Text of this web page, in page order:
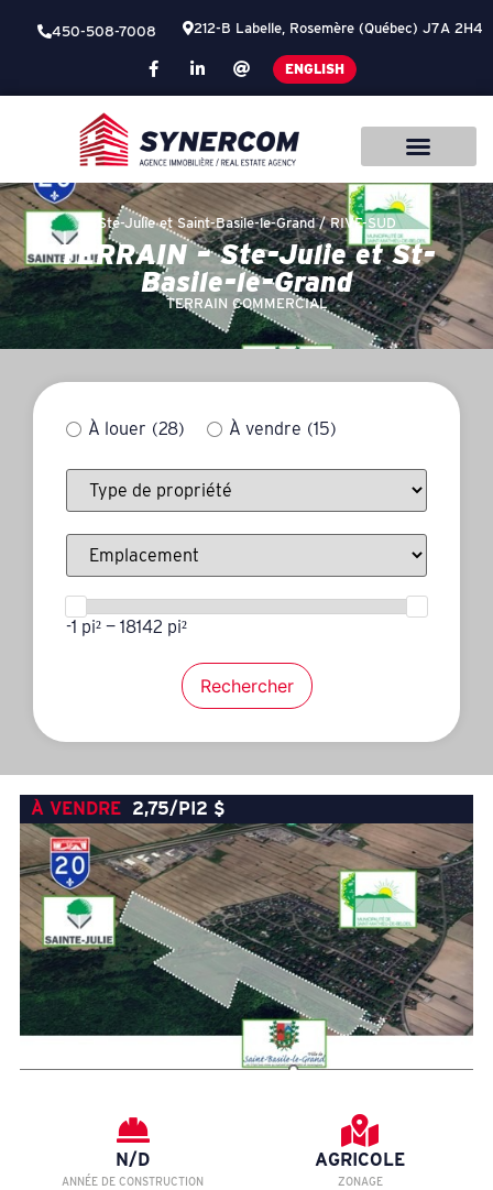
450-508-7008 212-B Labelle, Rosemère (Québec) J7A 2H4
ENGLISH
TERRAIN – Ste-Julie et St-
Basile-le-Grand
TERRAIN COMMERCIAL
Ste-Julie et Saint-Basile-le-Grand /RIVE-SUD
À louer (28) À vendre (15)
-1 pi² — 18142 pi²
Rechercher
À VENDRE 2,75/PI2 $
N/D
ANNÉE DE CONSTRUCTION
AGRICOLE
ZONAGE